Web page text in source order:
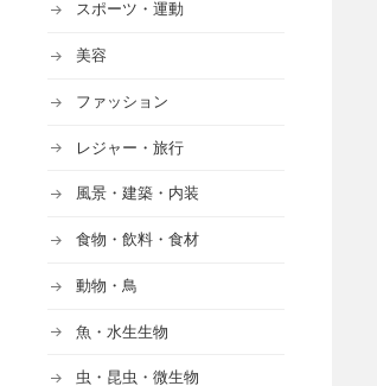
スポーツ・運動
美容
ファッション
レジャー・旅行
風景・建築・内装
食物・飲料・食材
動物・鳥
魚・水生生物
虫・昆虫・微生物